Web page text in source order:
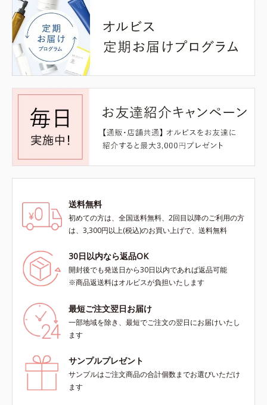
送料無料
初めての方は、全国送料無料、2回目以降のご利用の方
は、3,300円以上(税込)のお買い上げで、送料無料
30日以内なら返品OK
開封後でも発送日から30日以内であれば返品可能
※商品返送料はオルビスが負担いたします
最短ご注文翌日お届け
一部地域を除き、最短でご注文の翌日にお届けいたし
ます
サンプルプレゼント
サンプルはご注文商品の合計個数までお選びいただけ
ます